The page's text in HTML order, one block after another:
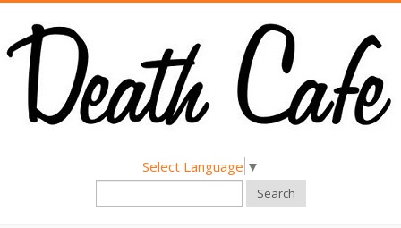
Select Language ▼
Search